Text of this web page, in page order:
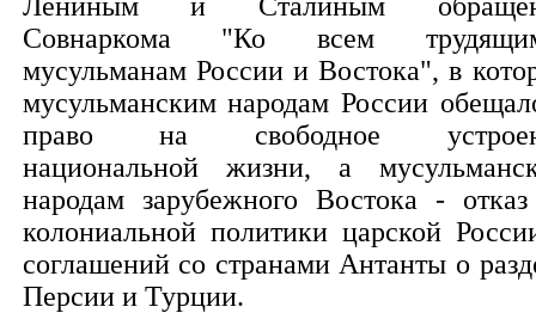
Совнаркома "Ко всем
мусульманам России и Востока", в
мусульманским народам России
право на свободное
национальной жизни, а
народам зарубежного Востока -
колониальной политики царской
соглашений со странами Антанты о
Персии и Турции.